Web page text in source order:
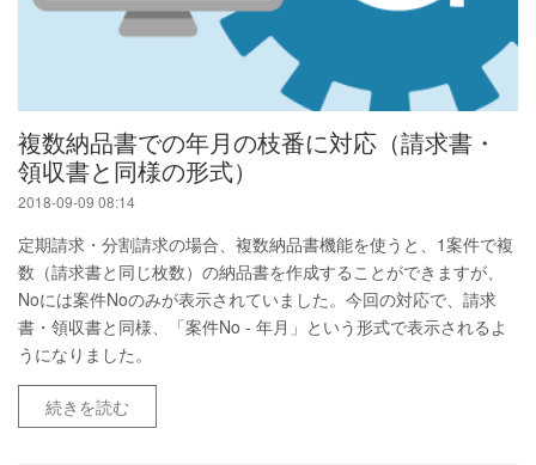
複数納品書での年月の枝番に対応（請求書・
領収書と同様の形式）
2018-09-09 08:14
定期請求・分割請求の場合、複数納品書機能を使うと、1案件で複
数（請求書と同じ枚数）の納品書を作成することができますが、
Noには案件Noのみが表示されていました。今回の対応で、請求
書・領収書と同様、「案件No - 年月」という形式で表示されるよ
うになりました。
続きを読む